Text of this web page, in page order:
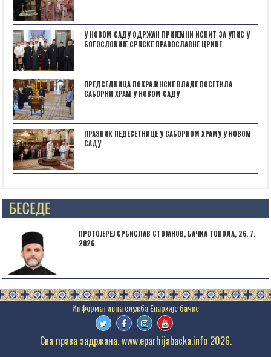
У НОВОМ САДУ ОДРЖАН ПРИЈЕМНИ ИСПИТ ЗА УПИС У
БОГОСЛОВИЈЕ СРПСКЕ ПРАВОСЛАВНЕ ЦРКВЕ
ПРЕДСЕДНИЦА ПОКРАЈИНСКЕ ВЛАДЕ ПОСЕТИЛА
САБОРНИ ХРАМ У НОВОМ САДУ
ПРАЗНИК ПЕДЕСЕТНИЦЕ У САБОРНОМ ХРАМУ У НОВОМ
САДУ
Posts not found
ПРОТОЈЕРЕЈ СРБИСЛАВ СТОЈАНОВ, БАЧКА ТОПОЛА, 26. 7.
2026.
Сва права задржана. www.eparhijabacka.info 2026.